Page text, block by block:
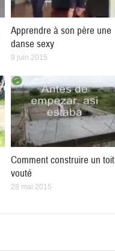
Apprendre à son père une
danse sexy
9 juin 2015
Comment construire un toit
vouté
28 mai 2015